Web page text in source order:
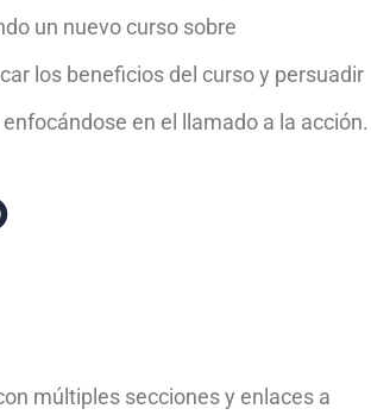
un nuevo curso sobre
los beneficios del curso y persuadir
en el llamado a la acción.
múltiples secciones y enlaces a